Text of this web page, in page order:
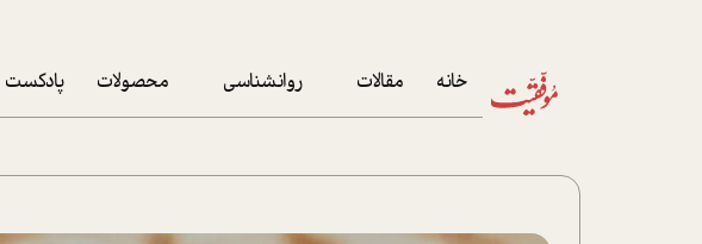
خانه مقالات روانشناسی محصولات پادکست